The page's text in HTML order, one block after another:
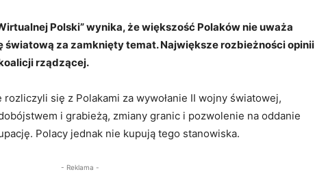
Polski” wynika, że większość Polaków nie uważa
światową za zamknięty temat. Największe rozbieżności opinii
rządzącej.
się z Polakami za wywołanie II wojny światowej,
i grabieżą, zmiany granic i pozwolenie na oddanie
Polacy jednak nie kupują tego stanowiska.
- Reklama -